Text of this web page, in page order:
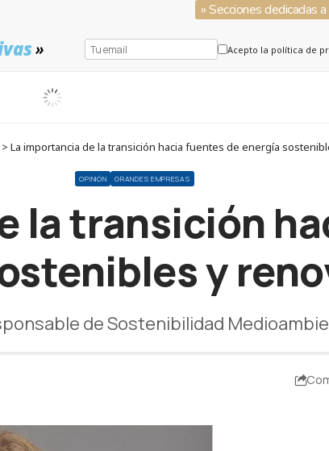
» Secciones dedicadas
» Acepto la política de
La importancia de la transición hacia fuentes de energía
OPINIÓN GRANDES EMPRESAS
la transición
y
de Sostenibilidad